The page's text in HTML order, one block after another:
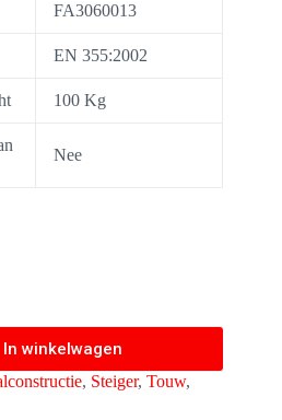
FA3060013
EN 355:2002
100 Kg
Nee
In winkelwagen
, Steiger, Touw,